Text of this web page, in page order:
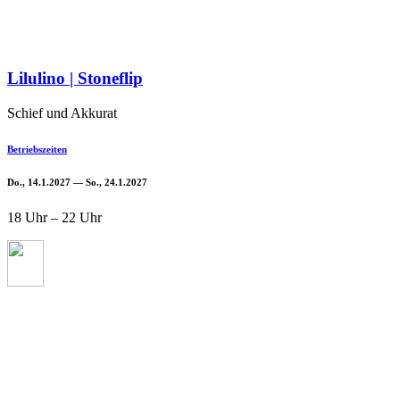
Lilulino | Stoneflip
Schief und Akkurat
Betriebszeiten
Do., 14.1.2027 — So., 24.1.2027
18 Uhr – 22 Uhr